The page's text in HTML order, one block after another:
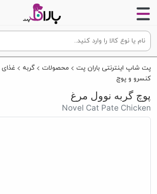
پت شاپ اینترنتی باران پت محصولات گربه
کنسرو و پوچ
پوچ گربه نوول مرغ
Novel Cat Pate Chicken